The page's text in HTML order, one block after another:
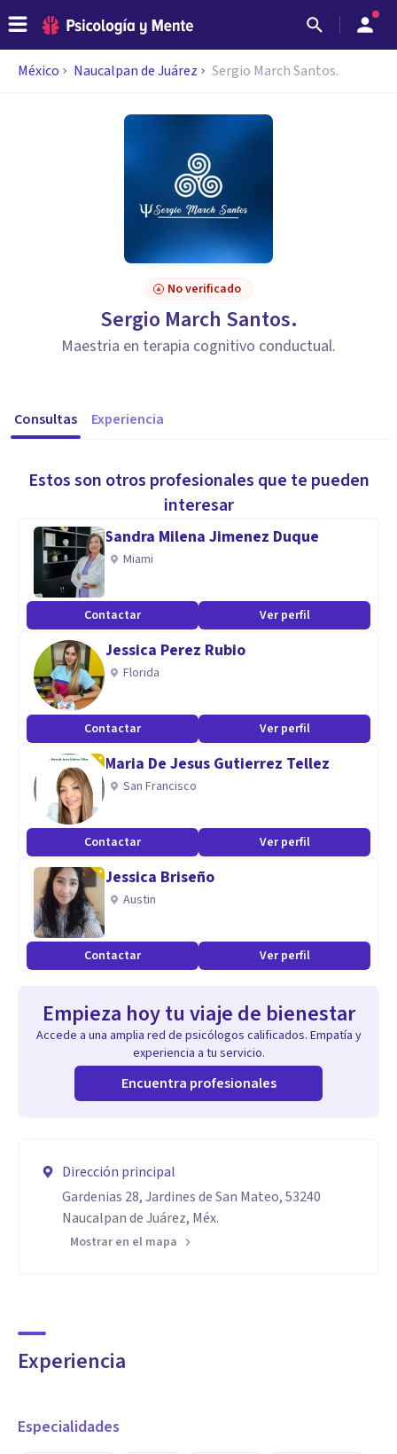
México Naucalpan de Juárez Sergio March Santos.
No verificado
Sergio March Santos.
Maestria en terapia cognitivo conductual.
Consultas Experiencia
Estos son otros profesionales que te pueden
interesar
Sandra Milena Jimenez Duque
Miami
Contactar Ver perfil
Jessica Perez Rubio
Florida
Contactar Ver perfil
Maria De Jesus Gutierrez Tellez
San Francisco
Contactar Ver perfil
Jessica Briseño
Austin
Contactar Ver perfil
Empieza hoy tu viaje de bienestar
Accede a una amplia red de psicólogos calificados. Empatía y
experiencia a tu servicio.
Encuentra profesionales
Dirección principal
Gardenias 28, Jardines de San Mateo, 53240
Naucalpan de Juárez, Méx.
Mostrar en el mapa
Experiencia
Especialidades